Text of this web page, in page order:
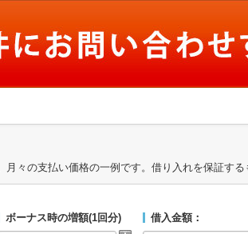
月々の支払い価格の一例です。借り入れを保証す
ボーナス時の増額(1回分) 借入金額：